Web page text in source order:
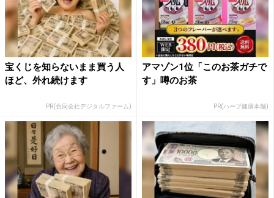
宝くじを知らないまま買う人
ほど、外れ続けます
PR(合同会社デジタルファーム)
アマゾン1位「このお茶ガチで
す」噂のお茶
PR(ハーブ健康本舗)